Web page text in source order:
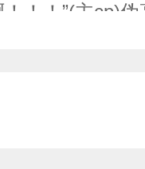
！！”(主cp)